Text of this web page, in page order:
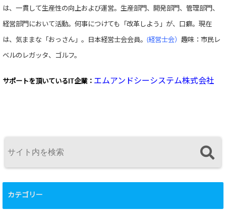
は、一貫して生産性の向上および運営。生産部門、開発部門、管理部門、
経営部門において活動。何事につけても「改革しよう」が、口癖。現在
は、気ままな「おっさん」。日本経営士会会員。 (経営士会） 趣味：市民レ
ベルのレガッタ、ゴルフ。
サポートを頂いている IT企業： エムアンドシーシステム株式会社
カテゴリー